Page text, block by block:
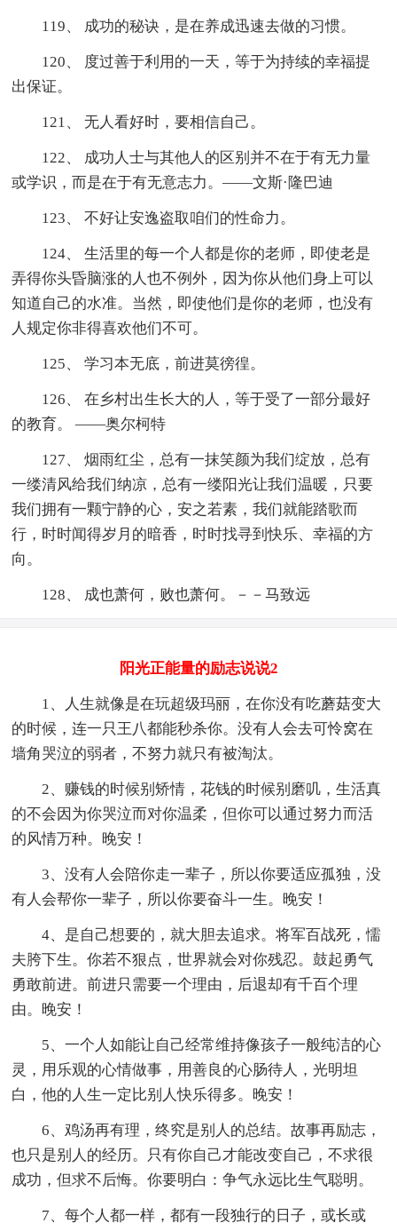
119、 成功的秘诀，是在养成迅速去做的习惯。
120、 度过善于利用的一天，等于为持续的幸福提
出保证。
121、 无人看好时，要相信自己。
122、 成功人士与其他人的区别并不在于有无力量
或学识，而是在于有无意志力。——文斯·隆巴迪
123、 不好让安逸盗取咱们的性命力。
124、 生活里的每一个人都是你的老师，即使老是
弄得你头昏脑涨的人也不例外，因为你从他们身上可以
知道自己的水准。当然，即使他们是你的老师，也没有
人规定你非得喜欢他们不可。
125、 学习本无底，前进莫徬徨。
126、 在乡村出生长大的人，等于受了一部分最好
的教育。 ——奥尔柯特
127、 烟雨红尘，总有一抹笑颜为我们绽放，总有
一缕清风给我们纳凉，总有一缕阳光让我们温暖，只要
我们拥有一颗宁静的心，安之若素，我们就能踏歌而
行，时时闻得岁月的暗香，时时找寻到快乐、幸福的方
向。
128、 成也萧何，败也萧何。－－马致远
阳光正能量的励志说说2
1、人生就像是在玩超级玛丽，在你没有吃蘑菇变大
的时候，连一只王八都能秒杀你。没有人会去可怜窝在
墙角哭泣的弱者，不努力就只有被淘汰。
2、赚钱的时候别矫情，花钱的时候别磨叽，生活真
的不会因为你哭泣而对你温柔，但你可以通过努力而活
的风情万种。晚安！
3、没有人会陪你走一辈子，所以你要适应孤独，没
有人会帮你一辈子，所以你要奋斗一生。晚安！
4、是自己想要的，就大胆去追求。将军百战死，懦
夫胯下生。你若不狠点，世界就会对你残忍。鼓起勇气
勇敢前进。前进只需要一个理由，后退却有千百个理
由。晚安！
5、一个人如能让自己经常维持像孩子一般纯洁的心
灵，用乐观的心情做事，用善良的心肠待人，光明坦
白，他的人生一定比别人快乐得多。晚安！
6、鸡汤再有理，终究是别人的总结。故事再励志，
也只是别人的经历。只有你自己才能改变自己，不求很
成功，但求不后悔。你要明白：争气永远比生气聪明。
7、每个人都一样，都有一段独行的日子，或长或